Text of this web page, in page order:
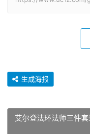
生成海报
艾尔登法环法师三件